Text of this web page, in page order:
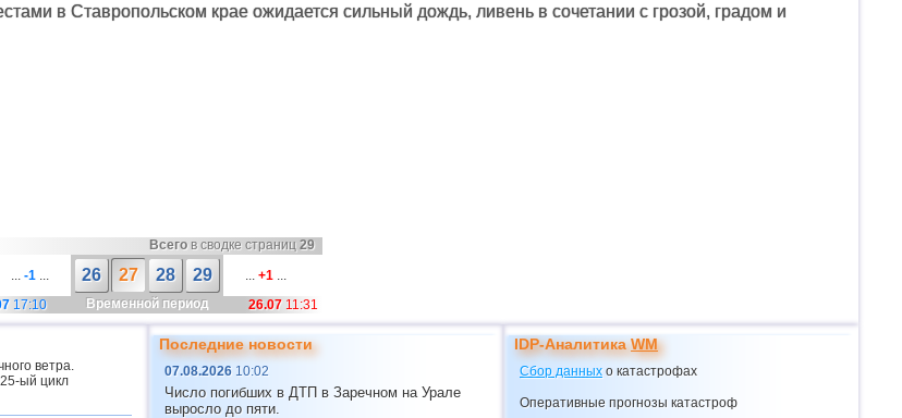
в Ставропольском крае ожидается сильный дождь, ливень в сочетании с грозой, градом и
Всегов сводке страниц 29
... -1... 26 27 28 29 ... +1...
17:10 Временной период 26.0711:31
ветра.
ый цикл
Последние новости
07.08.2026 10:02
Число погибших в ДТП в Заречном на Урале
выросло до пяти.
IDP-АналитикаWM
Сбор данных о катастрофах
Оперативные прогнозы катастроф